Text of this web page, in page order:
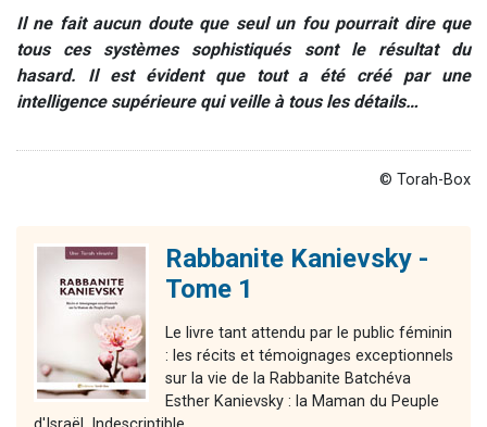
Il ne fait aucun doute que seul un fou pourrait dire que
tous ces systèmes sophistiqués sont le résultat du
hasard. Il est évident que tout a été créé par une
intelligence supérieure qui veille à tous les détails…
© Torah-Box
Rabbanite Kanievsky -
Tome 1
Le livre tant attendu par le public féminin
: les récits et témoignages exceptionnels
sur la vie de la Rabbanite Batchéva
Esther Kanievsky : la Maman du Peuple